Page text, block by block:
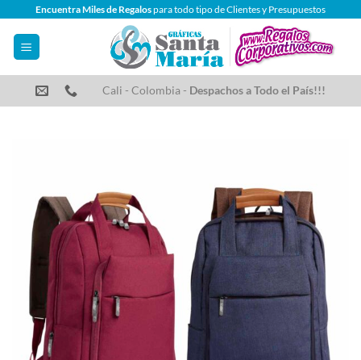
contenido
Encuentra Miles de Regalospara todo tipo de Clientes y Presupuestos
Cali - Colombia - Despachos a Todo el País!!!